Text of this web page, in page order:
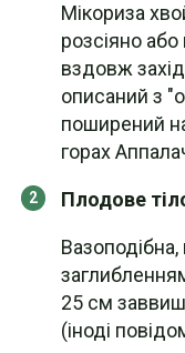
Мікориза
розсіяно або
вздовж
описаний з
поширений
горах
Плодове
25 см
(іноді